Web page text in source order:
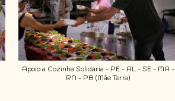
Apoio a Cozinha Solidária - PE - AL - SE - MA -
RN - PB (Mãe Terra)